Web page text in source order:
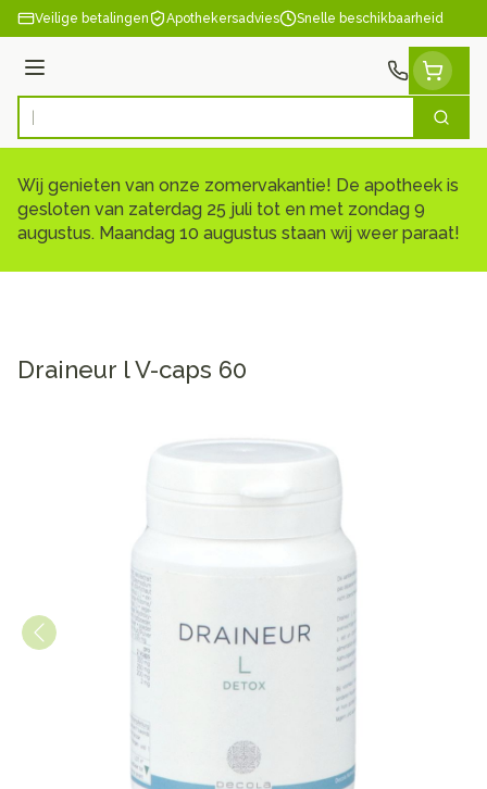
Ga naar de inhoud
Veilige betalingen Apothekersadvies Snelle beschikbaarheid
Menu
Product, merk, categorie... Zoek
Wij genieten van onze zomervakantie! De apotheek is
gesloten van zaterdag 25 juli tot en met zondag 9
augustus. Maandag 10 augustus staan wij weer paraat!
Draineur l V-caps 60